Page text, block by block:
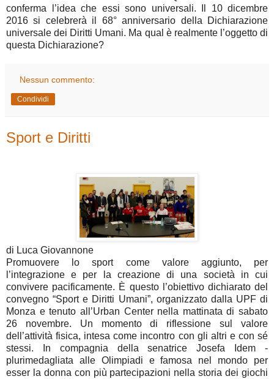
conferma l’idea che essi sono universali. Il 10 dicembre
2016 si celebrerà il 68° anniversario della Dichiarazione
universale dei Diritti Umani. Ma qual è realmente l’oggetto di
questa Dichiarazione?
Nessun commento:
Condividi
Sport e Diritti
di Luca Giovannone
Promuovere lo sport come valore aggiunto, per
l’integrazione e per la creazione di una società in cui
convivere pacificamente. È questo l’obiettivo dichiarato del
convegno “Sport e Diritti Umani”, organizzato dalla UPF di
Monza e tenuto all’Urban Center nella mattinata di sabato
26 novembre. Un momento di riflessione sul valore
dell’attività fisica, intesa come incontro con gli altri e con sé
stessi. In compagnia della senatrice Josefa Idem -
plurimedagliata alle Olimpiadi e famosa nel mondo per
esser la donna con più partecipazioni nella storia dei giochi